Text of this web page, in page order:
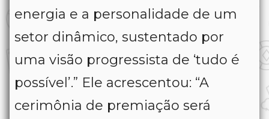
energia e a personalidade de um
setor dinâmico, sustentado por
uma visão progressista de ‘tudo é
possível’.” Ele acrescentou: “A
cerimônia de premiação será